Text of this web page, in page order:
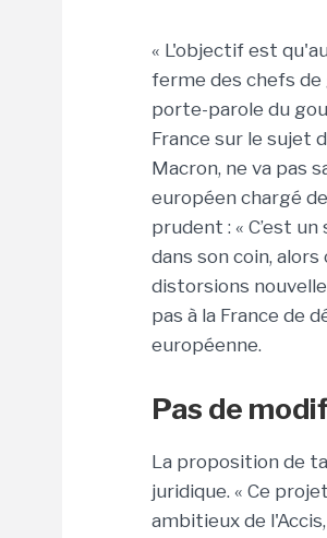
« L'objectif est
ferme des chefs
porte-parole du
France sur le sujet
Macron, ne va pas
européen chargé
prudent : « C’est
dans son coin,
distorsions
pas à la France de
européenne.
Pas de
La proposition de
juridique. « Ce
ambitieux de